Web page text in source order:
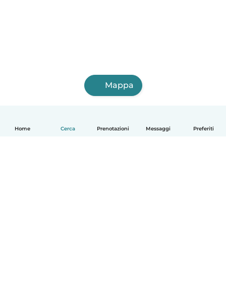
Home Cerca Prenotazioni Messaggi Preferiti
Mappa